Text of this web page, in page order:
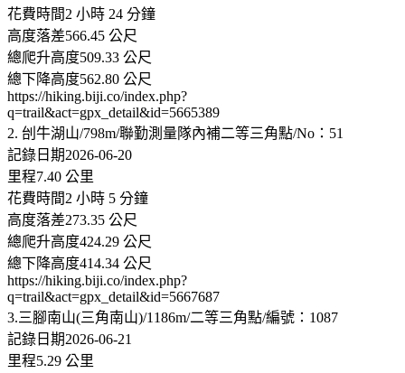
花費時間2 小時 24 分鐘
高度落差566.45 公尺
總爬升高度509.33 公尺
總下降高度562.80 公尺
https://hiking.biji.co/index.php?
q=trail&act=gpx_detail&id=5665389
2. 刣牛湖山/798m/聯勤測量隊內補二等三角點/No：51
記錄日期2026-06-20
里程7.40 公里
花費時間2 小時 5 分鐘
高度落差273.35 公尺
總爬升高度424.29 公尺
總下降高度414.34 公尺
https://hiking.biji.co/index.php?
q=trail&act=gpx_detail&id=5667687
3.三腳南山(三角南山)/1186m/二等三角點/編號：1087
記錄日期2026-06-21
里程5.29 公里